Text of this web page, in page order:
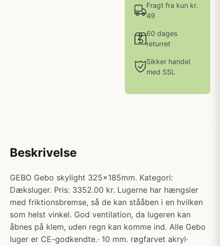
Fragt fra kun kr.
49
60 dages
returret
Sikker handel
med SSL
Beskrivelse
GEBO Gebo skylight 325x185mm. Kategori:
Dæksluger. Pris: 3352.00 kr. Lugerne har hængsler
med friktionsbremse, så de kan stååben i en hvilken
som helst vinkel. God ventilation, da lugeren kan
åbnes på klem, uden regn kan komme ind. Alle Gebo
luger er CE-godkendte.· 10 mm. røgfarvet akryl·